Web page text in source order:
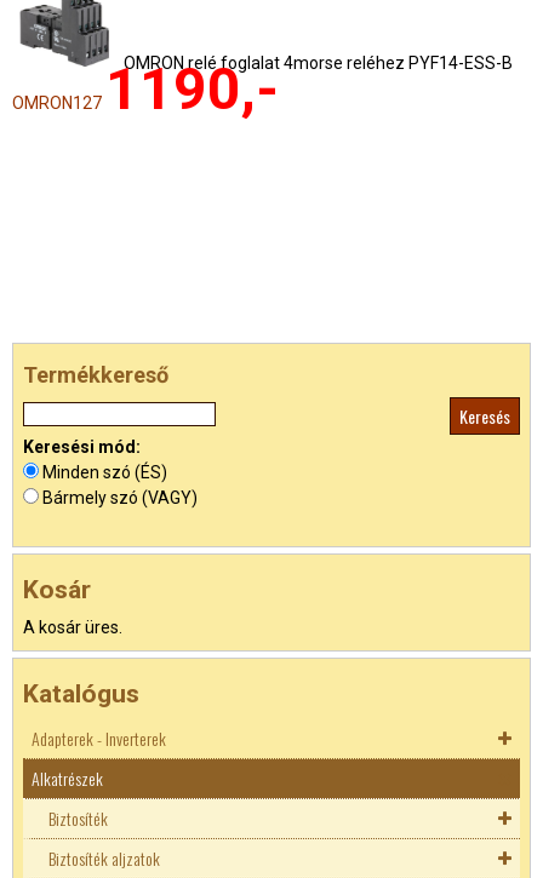
OMRON relé foglalat 4morse reléhez PYF14-ESS-B
OMRON127 1190,-
Termékkereső
Keresési mód:
Minden szó (ÉS)
Bármely szó (VAGY)
Kosár
A kosár üres.
Katalógus
Adapterek - Inverterek
Akkutöltők
Adapterek
Autó DC adapterek
Inverterek
Alkatrészek
Biztosíték
Biztosíték aljzatok
Biztosíték aljzatok